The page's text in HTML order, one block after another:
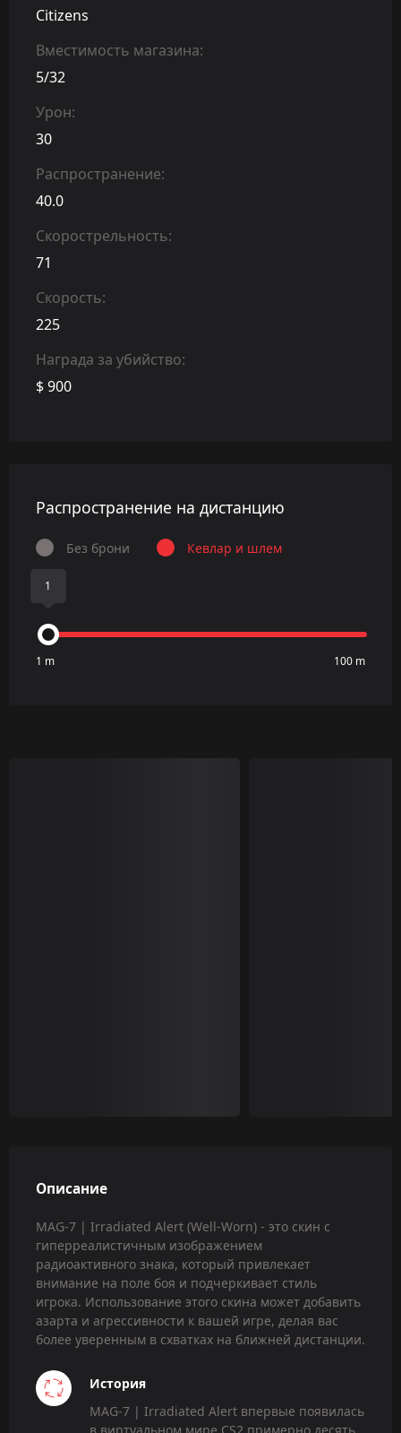
Citizens
Вместимость магазина:
5/32
Урон:
30
Распространение:
40.0
Скорострельность:
71
Скорость:
225
Награда за убийство:
$ 900
Распространение на дистанцию
Без брони Кевлар и шлем
1
1 m 100 m
Описание
MAG-7 | Irradiated Alert (Well-Worn) - это скин с
гиперреалистичным изображением
радиоактивного знака, который привлекает
внимание на поле боя и подчеркивает стиль
игрока. Использование этого скина может добавить
азарта и агрессивности к вашей игре, делая вас
более уверенным в схватках на ближней дистанции.
История
MAG-7 | Irradiated Alert впервые появилась